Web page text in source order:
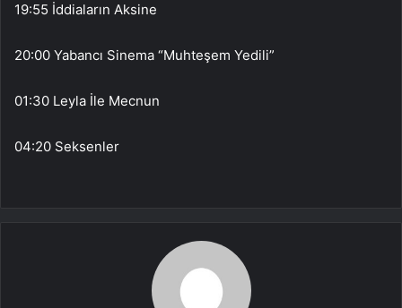
19:55 İddiaların Aksine
20:00 Yabancı Sinema “Muhteşem Yedili”
01:30 Leyla İle Mecnun
04:20 Seksenler